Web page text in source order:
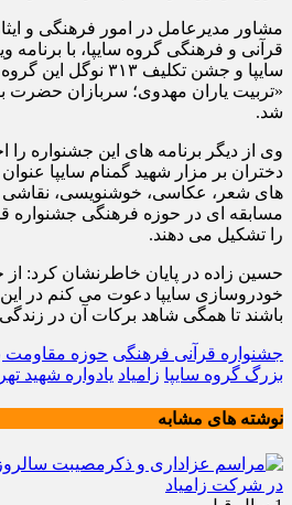
مشاور مدیرعامل در امور فرهنگی و
قرآنی و فرهنگی گروه سایپا، با برنامه
سایپا و جشن تکلیف
«تربیت یاران مهدوی؛ سربازان حضرت
شد.
وی از دیگر برنامه های این جشنواره
دختران بر مزار شهید گمنام سایپا
های شعر، عکاسی، خوشنویسی،
مسابقه ای در حوزه فرهنگی جشنواره
را تشکیل می دهند.
حسین زاده در پایان خاطرنشان کرد: از
خودروسازی سایپا دعوت می کنم در
باشند تا همگی شاهد برکات آن در
جشنواره قرآنی فرهنگی حوزه مقاومت
بزرگ گروه سایپا زامیاد یادواره شهید
نوشته های مشابه